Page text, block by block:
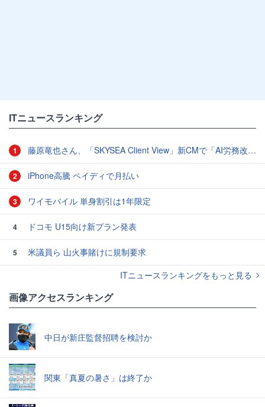
ITニュースランキング
1 藤原竜也さん、「SKYSEA Client View」新CMで「AI労務改善」をアピール 働き方をAIが分析したら「すぐに休んで」と言われる？
2 iPhone高騰 ペイディで月払い
3 ワイモバイル 単身割引は1年限定
4 ドコモ U15向け新プラン発表
5
米議員ら 山火事賭けに規制要求
ITニュースランキングをもっと見る
画像アクセスランキング
中日が新庄監督招聘を検討か
関東「真夏の暑さ」は終了か